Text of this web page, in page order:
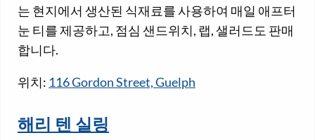
는 현지에서 생산된 식재료를 사용하여 매일 애프터
눈 티를 제공하고, 점심 샌드위치, 랩, 샐러드도 판매
합니다.
위치: 116 Gordon Street, Guelph
해리 텐 실링